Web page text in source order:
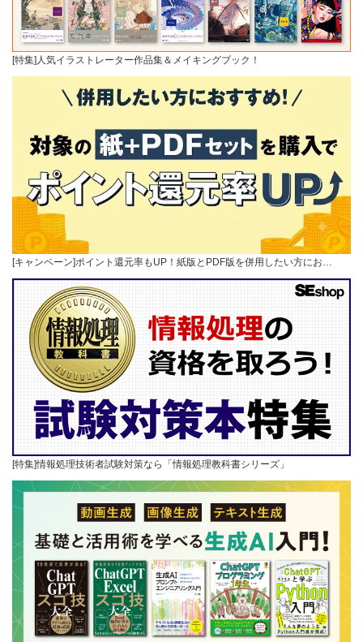
[特集]人気イラストレーター作品集＆メイキングブック！
[キャンペーン]ポイント還元率もUP！紙版とPDF版を併用したい方にお…
[特集]情報処理技術者試験対策なら「情報処理教科書シリーズ」